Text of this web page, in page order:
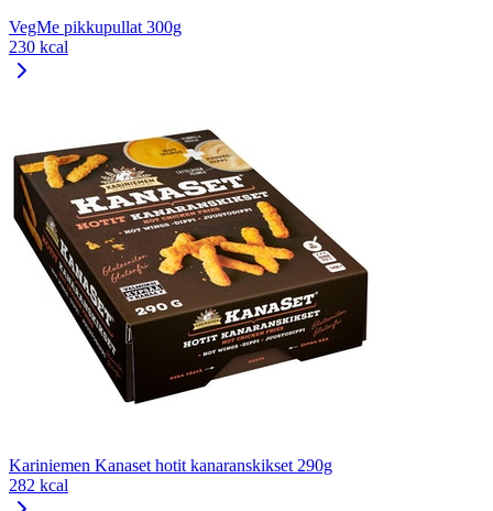
VegMe pikkupullat 300g
230 kcal
Kariniemen Kanaset hotit kanaranskikset 290g
282 kcal